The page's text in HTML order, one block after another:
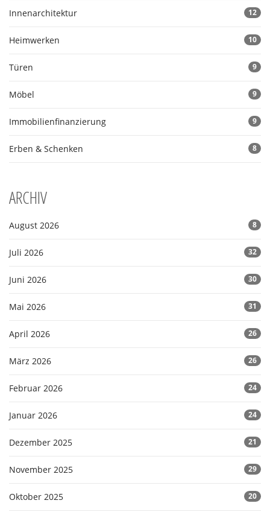
Innenarchitektur 12
Heimwerken 10
Türen 9
Möbel 9
Immobilienfinanzierung 9
Erben & Schenken 8
ARCHIV
August 2026 8
Juli 2026 32
Juni 2026 30
Mai 2026 31
April 2026 26
März 2026 26
Februar 2026 24
Januar 2026 24
Dezember 2025 21
November 2025 29
Oktober 2025 20